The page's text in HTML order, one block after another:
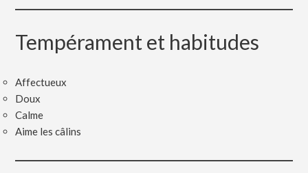
Tempérament et habitudes
Affectueux
Doux
Calme
Aime les câlins